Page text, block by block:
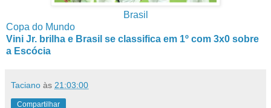
Brasil
Copa do Mundo
Vini Jr. brilha e Brasil se classifica em 1º com 3x0 sobre
a Escócia
Taciano às 21:03:00
Compartilhar